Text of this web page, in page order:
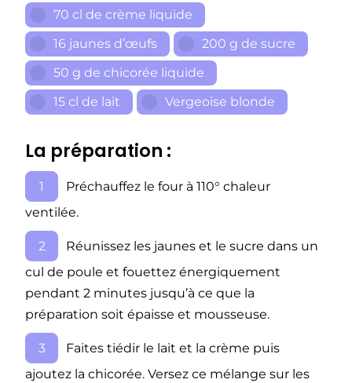
70 cl de crème liquide
16 jaunes d’œufs
200 g de sucre
50 g de chicorée liquide
15 cl de lait
Vergeoise blonde
La préparation :
Préchauffez le four à 110° chaleur
ventilée.
Réunissez les jaunes et le sucre dans un
cul de poule et fouettez énergiquement
pendant 2 minutes jusqu’à ce que la
préparation soit épaisse et mousseuse.
Faites tiédir le lait et la crème puis
ajoutez la chicorée. Versez ce mélange sur les